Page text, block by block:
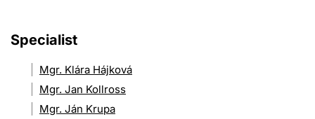
Specialist
Mgr. Klára Hájková
Mgr. Jan Kollross
Mgr. Ján Krupa